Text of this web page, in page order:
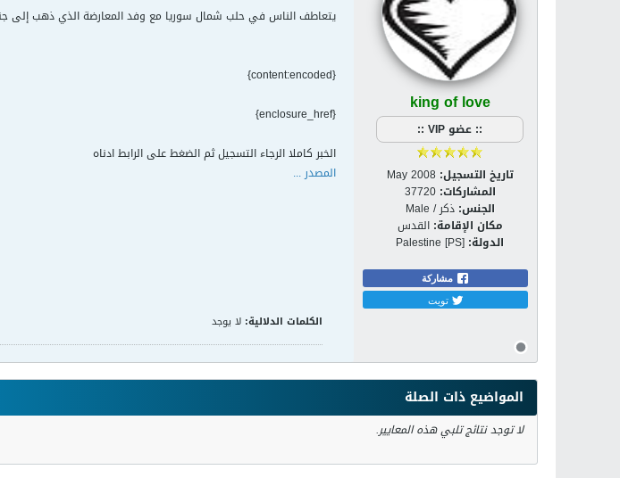
king of love
:: عضو VIP ::
تاريخ التسجيل: May 2008
المشاركات: 37720
الجنس: ذكر / Male
مكان الإقامة: القدس
الدولة: Palestine [PS]
مشاركة
تويت
يتعاطف الناس في حلب شمال سوريا مع وفد المعارضة الذي ذهب إلى
{content:encoded}
{enclosure_href}
الخبر كاملا الرجاء التسجيل ثم الضغط على الرابط ادناه
المصدر ...
الكلمات الدلالية: لا يوجد
المواضيع ذات الصلة
لا توجد نتائج تلبي هذه المعايير.